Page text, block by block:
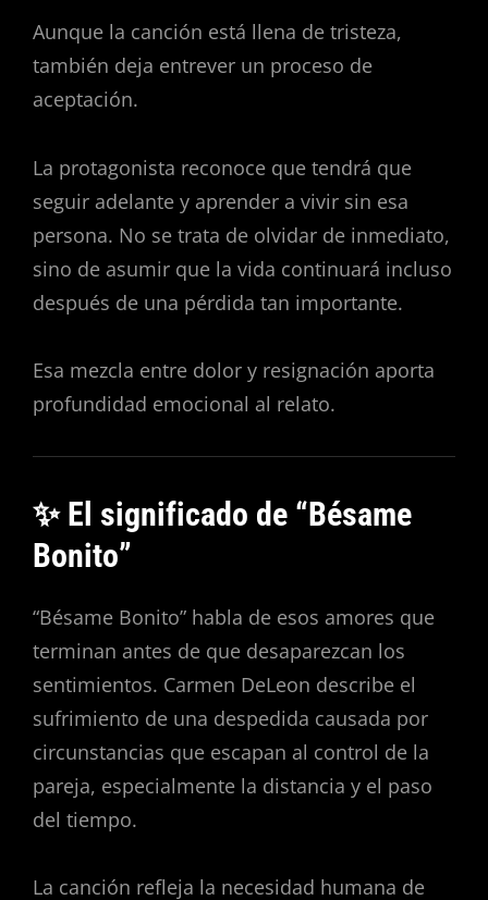
Aunque la canción está llena de tristeza,
también deja entrever un proceso de
aceptación.
La protagonista reconoce que tendrá que
seguir adelante y aprender a vivir sin esa
persona. No se trata de olvidar de inmediato,
sino de asumir que la vida continuará incluso
después de una pérdida tan importante.
Esa mezcla entre dolor y resignación aporta
profundidad emocional al relato.
✨ El significado de “Bésame
Bonito”
“Bésame Bonito” habla de esos amores que
terminan antes de que desaparezcan los
sentimientos. Carmen DeLeon describe el
sufrimiento de una despedida causada por
circunstancias que escapan al control de la
pareja, especialmente la distancia y el paso
del tiempo.
La canción refleja la necesidad humana de